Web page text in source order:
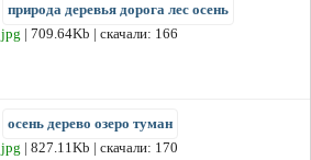
природа деревья дорога лес осень
jpg | 709.64Kb | скачали: 166
осень дерево озеро туман
jpg | 827.11Kb | скачали: 170